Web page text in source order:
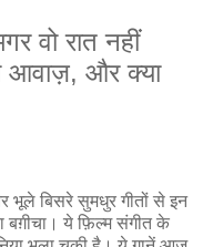
वो रात नहीं
आवाज़, और क्या
भूले बिसरे सुमधुर गीतों से इन
बग़ीचा। ये फ़िल्म संगीत के